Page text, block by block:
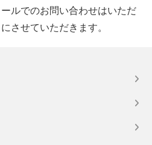
ルでのお問い合わせはいただ
させていただきます。